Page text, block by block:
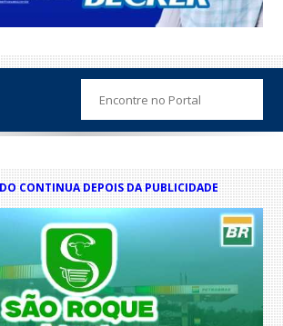
CONTINUA DEPOIS DA PUBLICIDADE